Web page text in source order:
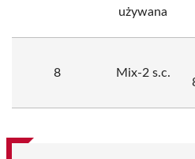
używana
8 Mix-2 s.c.